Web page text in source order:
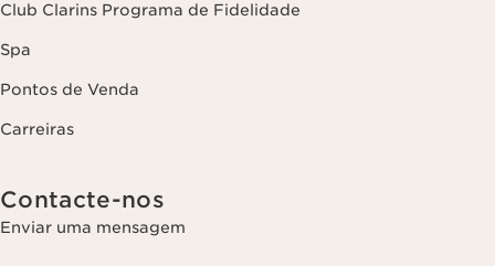
Club Clarins Programa de Fidelidade
Spa
Pontos de Venda
Carreiras
Contacte-nos
Enviar uma mensagem